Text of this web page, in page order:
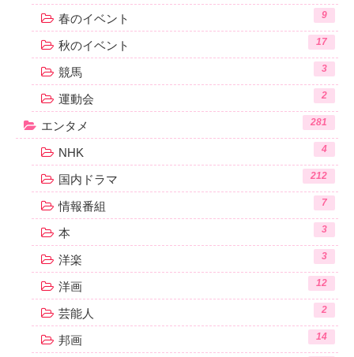
春のイベント 9
秋のイベント 17
競馬 3
運動会 2
エンタメ 281
NHK 4
国内ドラマ 212
情報番組 7
本 3
洋楽 3
洋画 12
芸能人 2
邦画 14